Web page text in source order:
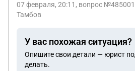
следующий год. Работодатель
работодатель забрал,
месяц не выплатил, забрал в
07 февраля, 20:11 , вопрос
Тамбов
У вас похожая ситуация?
Опишите свои детали — юрист
делать.